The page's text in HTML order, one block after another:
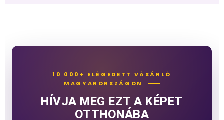
10 000+ ELÉGEDETT VÁSÁRLÓ
MAGYARORSZÁGON
HÍVJA MEG EZT A KÉPET
OTTHONÁBA